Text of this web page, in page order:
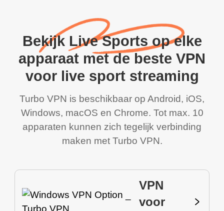
Bekijk Live Sports op elke
apparaat met de beste VPN
voor live sport streaming
Turbo VPN is beschikbaar op Android, iOS,
Windows, macOS en Chrome. Tot max. 10
apparaten kunnen zich tegelijk verbinding
maken met Turbo VPN.
VPN
voor